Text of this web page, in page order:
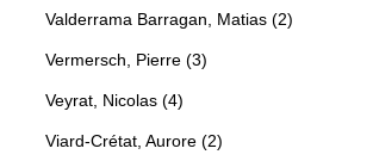
Valderrama Barragan, Matias (2)
Vermersch, Pierre (3)
Veyrat, Nicolas (4)
Viard-Crétat, Aurore (2)